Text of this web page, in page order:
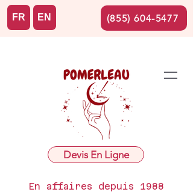
Devis En Ligne
En affaires depuis 1988
FR EN (855) 604-5477